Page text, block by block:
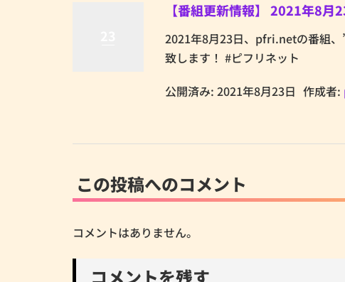
【番組更新情報】 2021年8月
2021年8月23日、pfri.netの番組、
致します！ #ピフリネット
公開済み: 2021年8月23日 作成者:
この投稿へのコメント
コメントはありません。
コメントを残す